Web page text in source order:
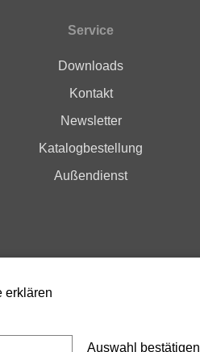
erklären
Auswahl bestätigen
Service
Downloads
Kontakt
Newsletter
Katalogbestellung
Außendienst